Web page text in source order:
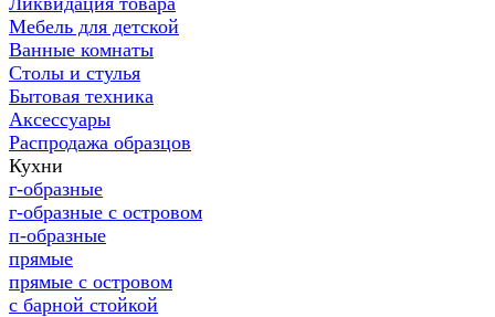
Мебель для детской
Ванные комнаты
Столы и стулья
Бытовая техника
Аксессуары
Распродажа образцов
Кухни
г-образные
г-образные с островом
п-образные
прямые
прямые с островом
с барной стойкой